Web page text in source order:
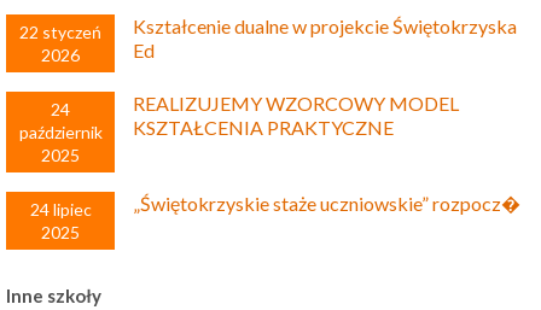
22 styczeń
2026
Kształcenie dualne w projekcie Świętokrzyska
Ed
24
październik
2025
REALIZUJEMY WZORCOWY MODEL
KSZTAŁCENIA PRAKTYCZNE
24 lipiec
2025
„Świętokrzyskie staże uczniowskie” rozpocz�
Inne szkoły